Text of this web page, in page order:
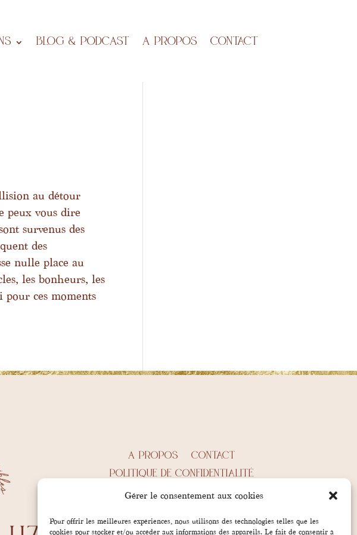
Gérer le consentement aux cookies
Pour offrir les meilleures expériences, nous utilisons des technologies telles que les
cookies pour stocker et/ou accéder aux informations des appareils. Le fait de consentir à
BLOG & PODCAST A propos Contact
au détour
peux vous dire
survenus des
des
nulle place au
les bonheurs, les
pour ces moments
A propos
Contact
Politique de confidentialité
Politique de cookies (EU)
CGV